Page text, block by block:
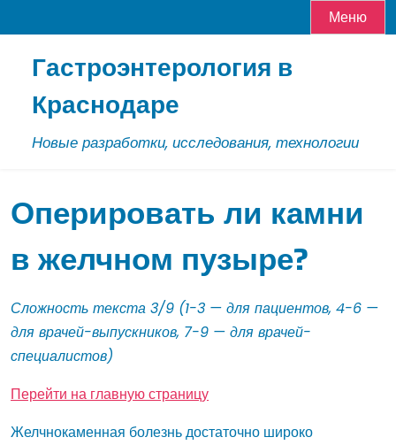
Меню
content
Гастроэнтерология в
Краснодаре
Новые разработки, исследования, технологии
Оперировать ли камни
в желчном пузыре?
Сложность текста 3/9 (1-3 — для пациентов, 4-6 —
для врачей-выпускников, 7-9 — для врачей-
специалистов)
Перейти на главную страницу
Желчнокаменная болезнь достаточно широко